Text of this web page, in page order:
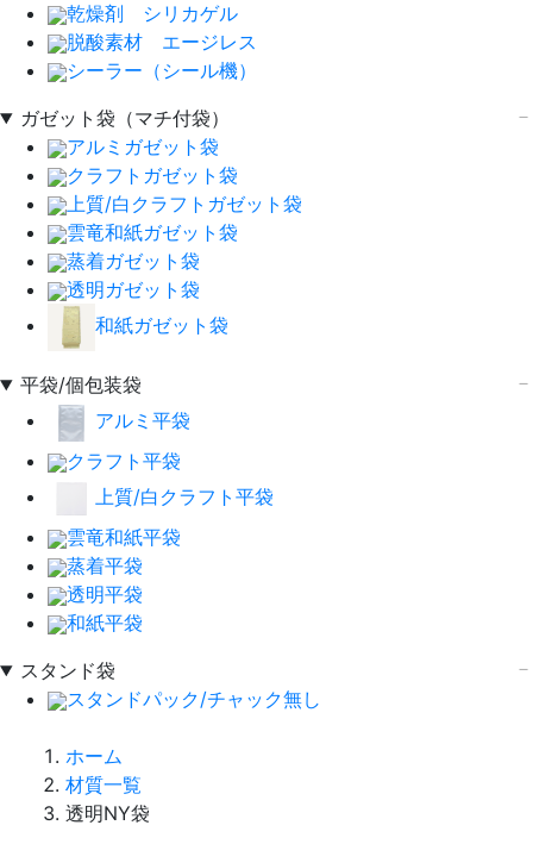
乾燥剤 シリカゲル
脱酸素材 エージレス
シーラー（シール機）
ガゼット袋（マチ付袋）
アルミガゼット袋
クラフトガゼット袋
上質/白クラフトガゼット袋
雲竜和紙ガゼット袋
蒸着ガゼット袋
透明ガゼット袋
和紙ガゼット袋
平袋/個包装袋
アルミ平袋
クラフト平袋
上質/白クラフト平袋
雲竜和紙平袋
蒸着平袋
透明平袋
和紙平袋
スタンド袋
スタンドパック/チャック無し
ホーム
材質一覧
透明NY袋